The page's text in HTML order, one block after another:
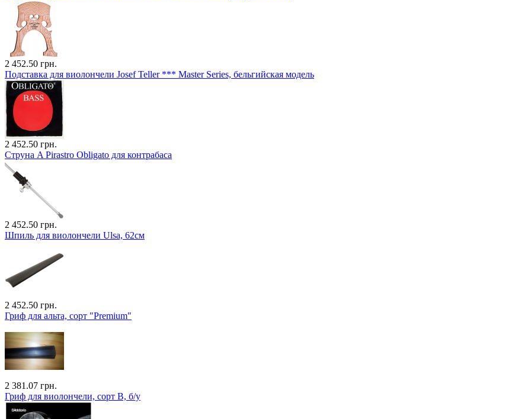
2 452.50 грн.
Подставка для виолончели Josef Teller *** Master Series, бельгийская модель
2 452.50 грн.
Cтруна A Pirastro Obligato для контрабаса
2 452.50 грн.
Шпиль для виолончели Ulsa, 62см
2 452.50 грн.
Гриф для альта, сорт "Premium"
2 381.07 грн.
Гриф для виолончели, сорт B, б/у